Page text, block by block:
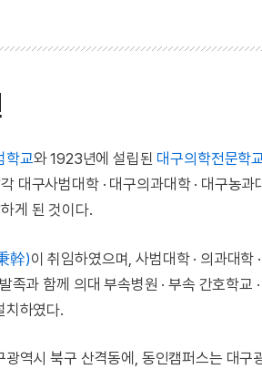
학교와 1923년에 설립된 대구의학전문학
대구사범대학 · 대구의과대학 · 대구농
게 된 것이다.
幹)이 취임하였으며, 사범대학 · 의과대
족과 함께 의대 부속병원 · 부속 간호학교
치하였다.
역시 북구 산격동에, 동인캠퍼스는 대